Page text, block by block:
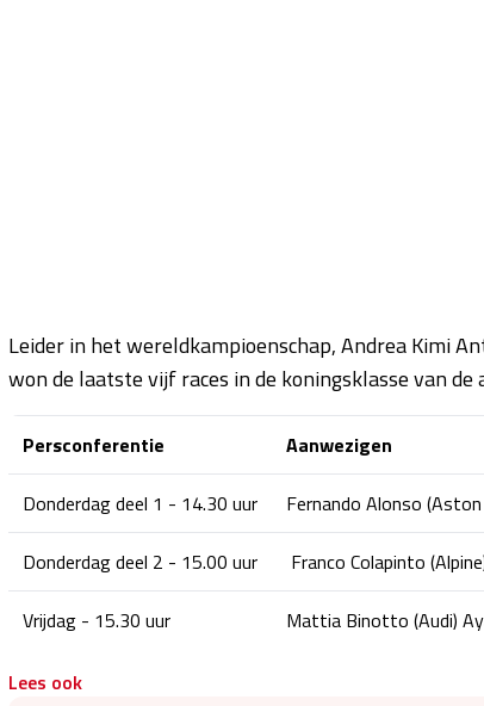
Leider in het wereldkampioenschap, Andrea Kimi
won de laatste vijf races in de koningsklasse van
Persconferentie Aanwezigen
Donderdag deel 1 - 14.30 uur Fernando Alonso
Donderdag deel 2 - 15.00 uur Franco Colapinto
Vrijdag - 15.30 uur Mattia Binotto (Audi)
Lees ook